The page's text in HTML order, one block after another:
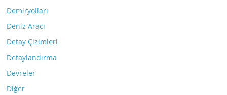
Demiryolları
Deniz Aracı
Detay Çizimleri
Detaylandırma
Devreler
Diğer